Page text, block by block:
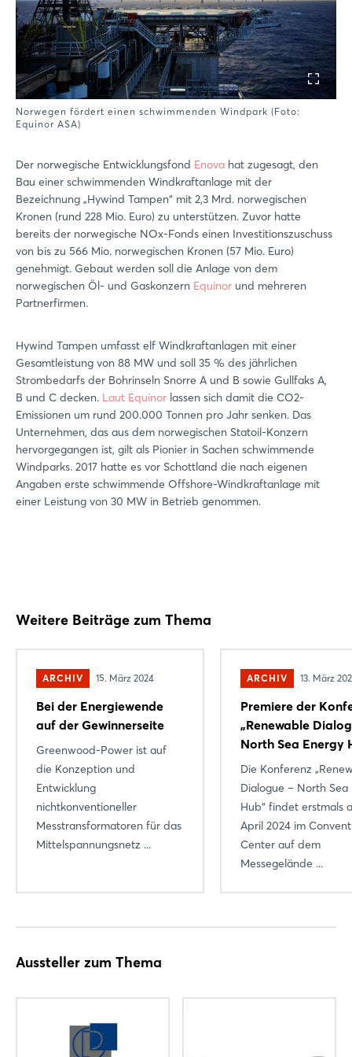
Norwegen fördert einen schwimmenden Windpark (Foto:
Equinor ASA)
Der norwegische Entwicklungsfond Enova hat zugesagt, den
Bau einer schwimmenden Windkraftanlage mit der
Bezeichnung „Hywind Tampen“ mit 2,3 Mrd. norwegischen
Kronen (rund 228 Mio. Euro) zu unterstützen. Zuvor hatte
bereits der norwegische NOx-Fonds einen Investitionszuschuss
von bis zu 566 Mio. norwegischen Kronen (57 Mio. Euro)
genehmigt. Gebaut werden soll die Anlage von dem
norwegischen Öl- und Gaskonzern Equinor und mehreren
Partnerfirmen.
Hywind Tampen umfasst elf Windkraftanlagen mit einer
Gesamtleistung von 88 MW und soll 35 % des jährlichen
Strombedarfs der Bohrinseln Snorre A und B sowie Gullfaks A,
B und C decken. Laut Equinor lassen sich damit die CO2-
Emissionen um rund 200.000 Tonnen pro Jahr senken. Das
Unternehmen, das aus dem norwegischen Statoil-Konzern
hervorgegangen ist, gilt als Pionier in Sachen schwimmende
Windparks. 2017 hatte es vor Schottland die nach eigenen
Angaben erste schwimmende Offshore-Windkraftanlage mit
einer Leistung von 30 MW in Betrieb genommen.
Weitere Beiträge zum Thema
ARCHIV 15. März 2024
Bei der Energiewende
auf der Gewinnerseite
Greenwood-Power ist auf
die Konzeption und
Entwicklung
nichtkonventioneller
Messtransformatoren für das
Mittelspannungsnetz ...
ARCHIV 13. März
Premiere der
„Renewable
North Sea Energy
Die Konferenz
Dialogue – North Sea
Hub“ findet erstmals
April 2024 im
Center auf dem
Messegelände ...
Aussteller zum Thema